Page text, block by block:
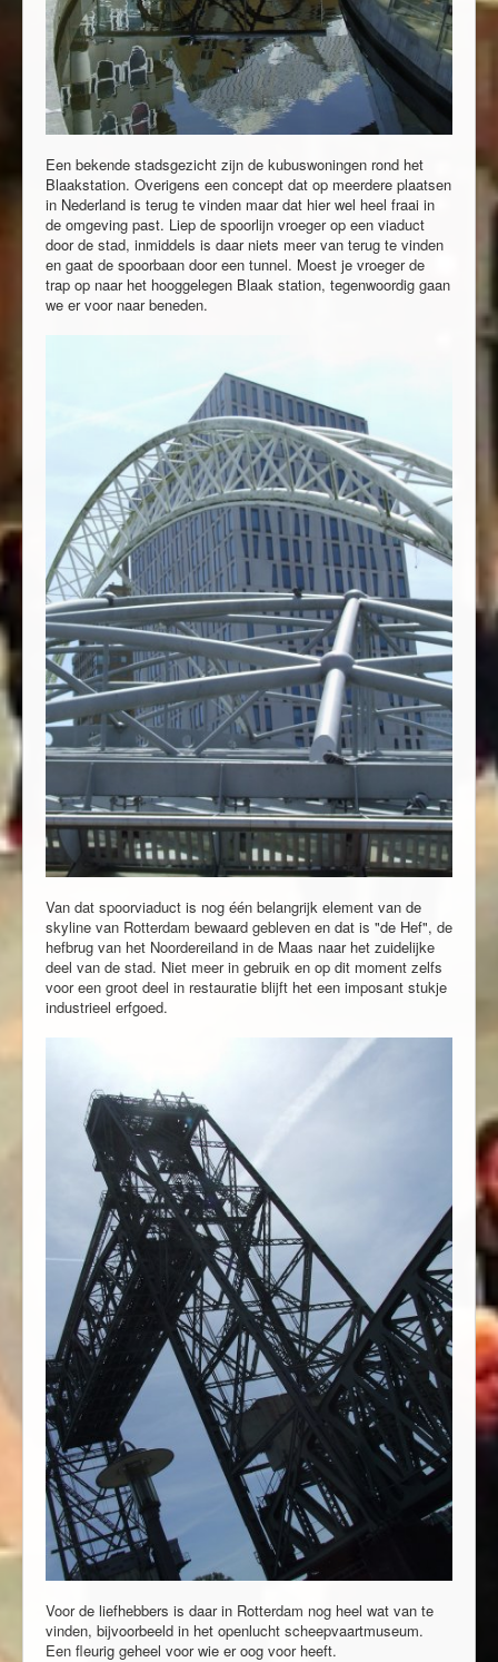
Een bekende stadsgezicht zijn de kubuswoningen rond het
Blaakstation. Overigens een concept dat op meerdere plaatsen
in Nederland is terug te vinden maar dat hier wel heel fraai in
de omgeving past. Liep de spoorlijn vroeger op een viaduct
door de stad, inmiddels is daar niets meer van terug te vinden
en gaat de spoorbaan door een tunnel. Moest je vroeger de
trap op naar het hooggelegen Blaak station, tegenwoordig gaan
we er voor naar beneden.
Van dat spoorviaduct is nog één belangrijk element van de
skyline van Rotterdam bewaard gebleven en dat is "de Hef", de
hefbrug van het Noordereiland in de Maas naar het zuidelijke
deel van de stad. Niet meer in gebruik en op dit moment zelfs
voor een groot deel in restauratie blijft het een imposant stukje
industrieel erfgoed.
Voor de liefhebbers is daar in Rotterdam nog heel wat van te
vinden, bijvoorbeeld in het openlucht scheepvaartmuseum.
Een fleurig geheel voor wie er oog voor heeft.